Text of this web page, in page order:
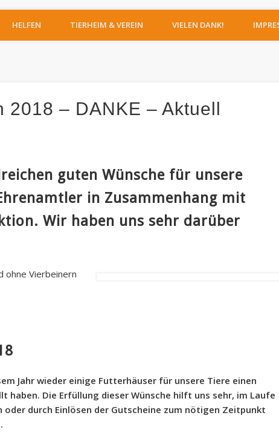
HELFEN TIERHEIM & VEREIN VIELEN DANK!
2018 – DANKE – Aktuell
guten Wünsche für unsere
in Zusammenhang mit
Wir haben uns sehr darüber
ohne Vierbeinern
Jahr wieder einige Futterhäuser für unsere Tiere einen
haben. Die Erfüllung dieser Wünsche hilft uns sehr, im Laufe
oder durch Einlösen der Gutscheine zum nötigen Zeitpunkt